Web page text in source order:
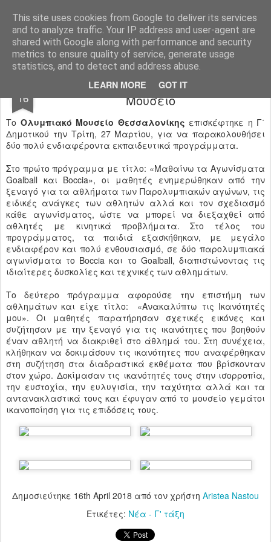
This site uses cookies from Google to deliver its services
and to analyze traffic. Your IP address and user-agent are
shared with Google along with performance and security
metrics to ensure quality of service, generate usage
statistics, and to detect and address abuse.
LEARN MORE GOT IT
Ιδιωτικό Δημοτικό Σχολείο "Ι.Μ.ΔΕΛΑΣΑΛ"
16
Εκδρομή της Γ΄ τάξης στο Ολυμπιακό
Μουσείο
Το Ολυμπιακό Μουσείο Θεσσαλονίκης επισκέφτηκε η Γ΄
Δημοτικού την Τρίτη, 27 Μαρτίου, για να παρακολουθήσει
δύο πολύ ενδιαφέροντα εκπαιδευτικά προγράμματα.
Στο πρώτο πρόγραμμα με τίτλο: «Μαθαίνω τα Αγωνίσματα
Goalball και Boccia», οι μαθητές ενημερώθηκαν από την
ξεναγό για τα αθλήματα των Παρολυμπιακών αγώνων, τις
ειδικές ανάγκες των αθλητών αλλά και τον σχεδιασμό
κάθε αγωνίσματος, ώστε να μπορεί να διεξαχθεί από
αθλητές με κινητικά προβλήματα. Στο τέλος του
προγράμματος, τα παιδιά εξασκήθηκαν, με μεγάλο
ενδιαφέρον και πολύ ενθουσιασμό, σε δύο παρολυμπιακά
αγωνίσματα το Boccia και το Goalball, διαπιστώνοντας τις
ιδιαίτερες δυσκολίες και τεχνικές των αθλημάτων.
Το δεύτερο πρόγραμμα αφορούσε την επιστήμη των
αθλημάτων και είχε τίτλο: «Ανακαλύπτω τις Ικανότητές
μου». Οι μαθητές παρατήρησαν σχετικές εικόνες και
συζήτησαν με την ξεναγό για τις ικανότητες που βοηθούν
έναν αθλητή να διακριθεί στο άθλημά του. Στη συνέχεια,
κλήθηκαν να δοκιμάσουν τις ικανότητες που αναφέρθηκαν
στη συζήτηση στα διαδραστικά εκθέματα που βρίσκονταν
στον χώρο. Δοκίμασαν τις ικανότητές τους στην ισορροπία,
την ευστοχία, την ευλυγισία, την ταχύτητα αλλά και τα
αντανακλαστικά τους και έφυγαν από το μουσείο γεμάτοι
ικανοποίηση για τις επιδόσεις τους.
Δημοσιεύτηκε 16th April 2018 από τον χρήστη Aristea Nastou
Ετικέτες: Νέα - Γ' τάξη